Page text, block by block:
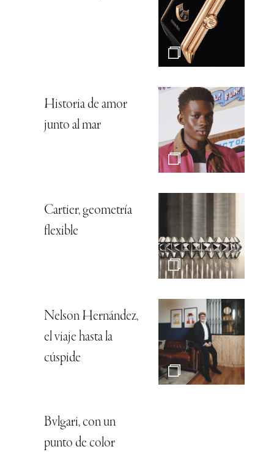
Historia de amor
junto al mar
Cartier, geometría
flexible
Nelson Hernández,
el viaje hasta la
cúspide
Bvlgari, con un
punto de color